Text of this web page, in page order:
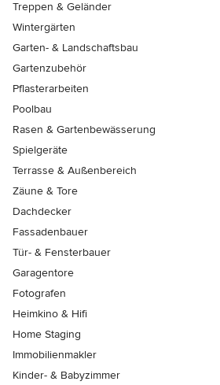
Treppen & Geländer
Wintergärten
Garten- & Landschaftsbau
Gartenzubehör
Pflasterarbeiten
Poolbau
Rasen & Gartenbewässerung
Spielgeräte
Terrasse & Außenbereich
Zäune & Tore
Dachdecker
Fassadenbauer
Tür- & Fensterbauer
Garagentore
Fotografen
Heimkino & Hifi
Home Staging
Immobilienmakler
Kinder- & Babyzimmer